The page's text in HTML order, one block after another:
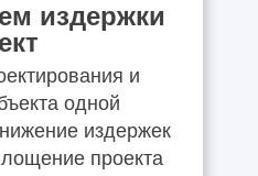
издержки
и
одной
издержек
проекта